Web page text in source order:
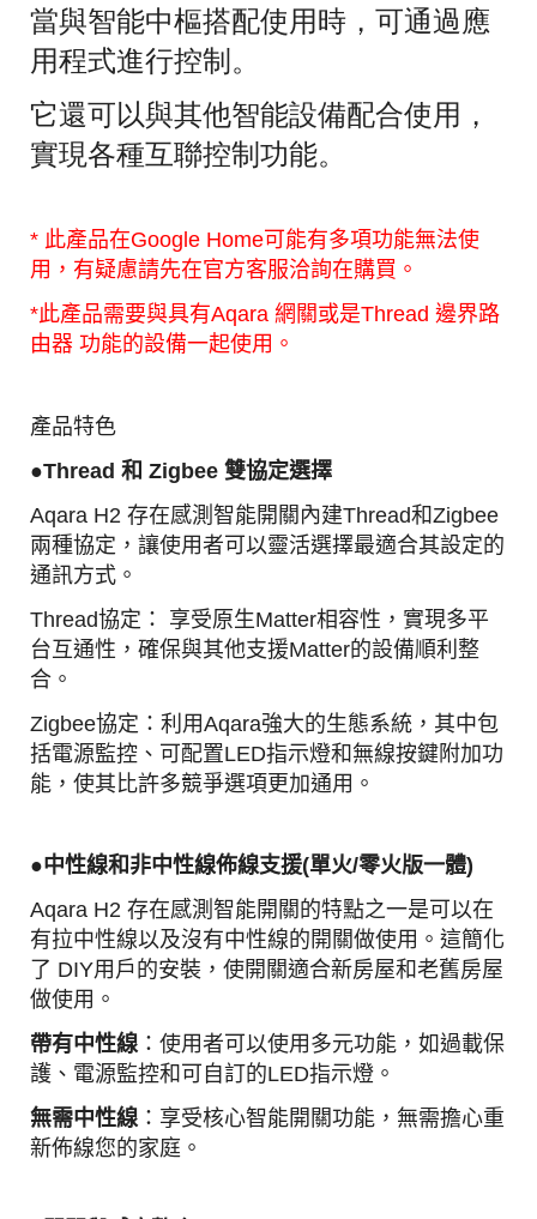
當與智能中樞搭配使用時，可通過應
用程式進行控制。
它還可以與其他智能設備配合使用，
實現各種互聯控制功能。
* 此產品在Google Home可能有多項功能無法使
用，有疑慮請先在官方客服洽詢在購買。
*此產品需要與具有Aqara 網關或是Thread 邊界路
由器 功能的設備一起使用。
產品特色
●Thread 和 Zigbee 雙協定選擇
Aqara H2 存在感測智能開關內建Thread和Zigbee
兩種協定，讓使用者可以靈活選擇最適合其設定的
通訊方式。
Thread協定： 享受原生Matter相容性，實現多平
台互通性，確保與其他支援Matter的設備順利整
合。
Zigbee協定：利用Aqara強大的生態系統，其中包
括電源監控、可配置LED指示燈和無線按鍵附加功
能，使其比許多競爭選項更加通用。
●中性線和非中性線佈線支援(單火/零火版一體)
Aqara H2 存在感測智能開關的特點之一是可以在
有拉中性線以及沒有中性線的開關做使用。 這簡化
了 DIY用戶的安裝，使開關適合新房屋和老舊房屋
做使用。
帶有中性線：使用者可以使用多元功能，如過載保
護、電源監控和可自訂的LED指示燈。
無需中性線：享受核心智能開關功能，無需擔心重
新佈線您的家庭。